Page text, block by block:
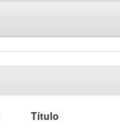
Título